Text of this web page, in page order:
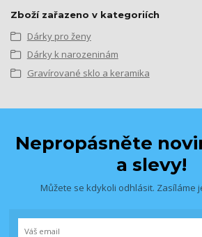
Zboží zařazeno v kategoriích
Dárky pro ženy
Dárky k narozeninám
Gravírované sklo a keramika
Nepropásněte
a slevy!
Můžete se kdykoli odhlásit. Zasíláme